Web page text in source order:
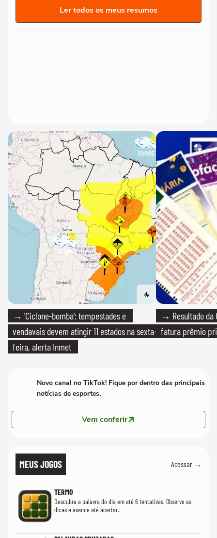
Ler todos os meus resumos
→ 'Ciclone-bomba': tempestades e
vendavais devem atingir 11 estados na sexta-
feira, alerta Inmet
→ Resultado da
fatura prêmio
Novo canal no TikTok! Fique por dentro das principais
notícias de esportes.
Vem conferir
MEUS JOGOS Acessar →
TERMO
Descubra a palavra do dia em até 6 tentativas. Observe as
dicas e avance até acertar.